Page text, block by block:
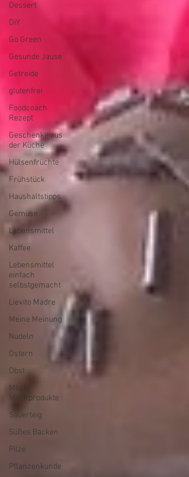
Dessert
DiY
Go Green
Gesunde Jause
Getreide
glutenfrei
Foodcoach
Rezept
Geschenke aus
der Küche
Hülsenfrüchte
Frühstück
Haushaltstipps
Gemüse
Lebensmittel
Kaffee
Lebensmittel
einfach
selbstgemacht
Lievito Madre
Meine Meinung
Nudeln
Ostern
Obst
Milch,
Milchprodukte
Sauerteig
Süßes Backen
Pilze
Pflanzenkunde